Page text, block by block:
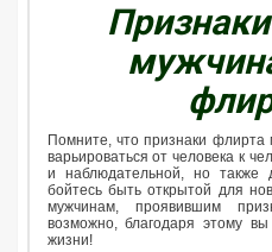
Помните, что признаки
варьироваться от человека к
и наблюдательной, но также
бойтесь быть открытой для
мужчинам, проявившим
возможно, благодаря этому
жизни!